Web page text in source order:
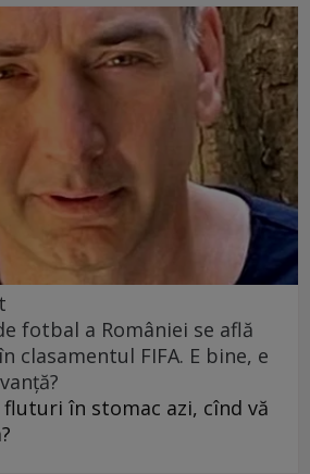
fotbal a României se află
clasamentul FIFA. E bine, e
fluturi în stomac azi, cînd vă